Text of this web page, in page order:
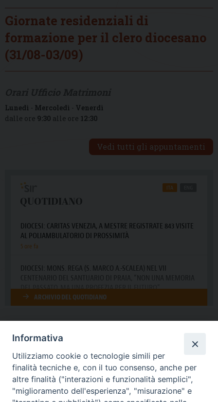
Giornate residenziali di
formazione per il clero diocesano
(31/08-03/09)
Lunedì - Mercoledì - Venerdì
dalle ore 9:30 alle ore 12:30
Vedi tutti gli appuntamenti
DIOCESI SUBURBICARIA DI ALBANO
Contatti:Tel.: 06.93268401 - Fax.: 06.9323844
E-mail:curia@diocesidialbano.it
Orari: dal Lunedì al Venerdì Ore: 9:00 - 13:00
Informativa
Utilizziamo cookie o tecnologie simili per
finalità tecniche e, con il tuo consenso, anche per
altre finalità ("interazioni e funzionalità semplici",
"miglioramento dell'esperienza", "misurazione" e